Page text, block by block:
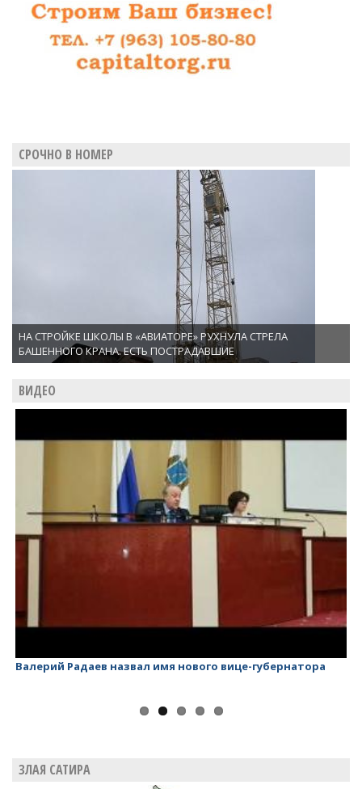
СРОЧНО В НОМЕР
НА СТРОЙКЕ ШКОЛЫ В «АВИАТОРЕ» РУХНУЛА СТРЕЛА
БАШЕННОГО КРАНА. ЕСТЬ ПОСТРАДАВШИЕ
ВИДЕО
имя нового вице-губернатора Валерий Радаев -
ЗЛАЯ САТИРА